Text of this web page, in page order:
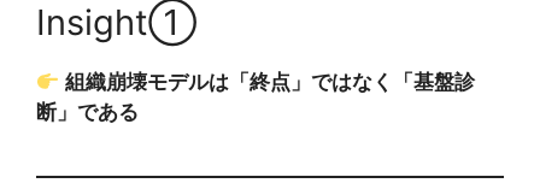
Insight①
組織崩壊モデルは「終点」ではなく「基盤診
断」である